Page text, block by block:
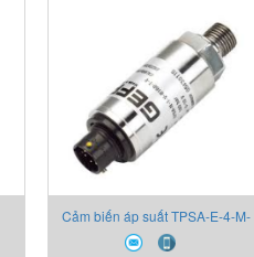
Cảm biến áp suất TPSA-E-4-M-
B01C-T-V 2130X000X00 Thiết